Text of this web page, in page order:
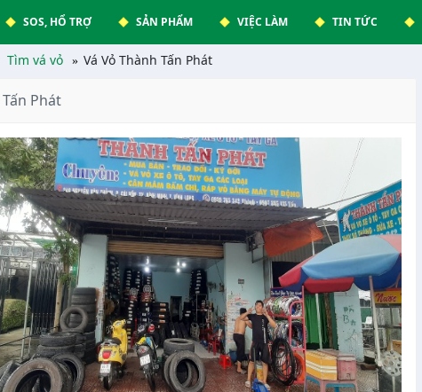
SOS, HỔ TRỢ SẢN PHẨM VIỆC LÀM TIN TỨC
Tìm vá vỏ Vá Vỏ Thành Tấn Phát
Phát